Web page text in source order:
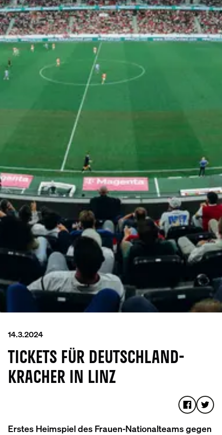
14.3.2024
TICKETS FÜR DEUTSCHLAND-
KRACHER IN LINZ
Erstes Heimspiel des Frauen-Nationalteams gegen